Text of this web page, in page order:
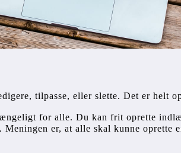
tilpasse, eller slette. Det er helt
for alle. Du kan frit oprette
er, at alle skal kunne oprette